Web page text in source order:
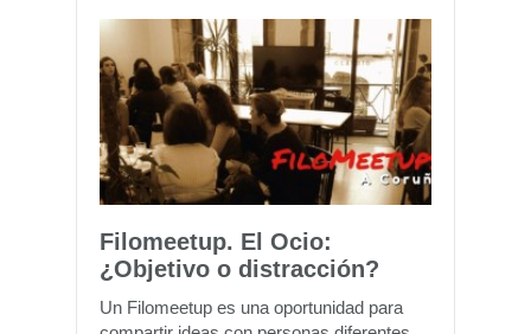
Filomeetup. El Ocio:
¿Objetivo o distracción?
Un Filomeetup es una oportunidad para